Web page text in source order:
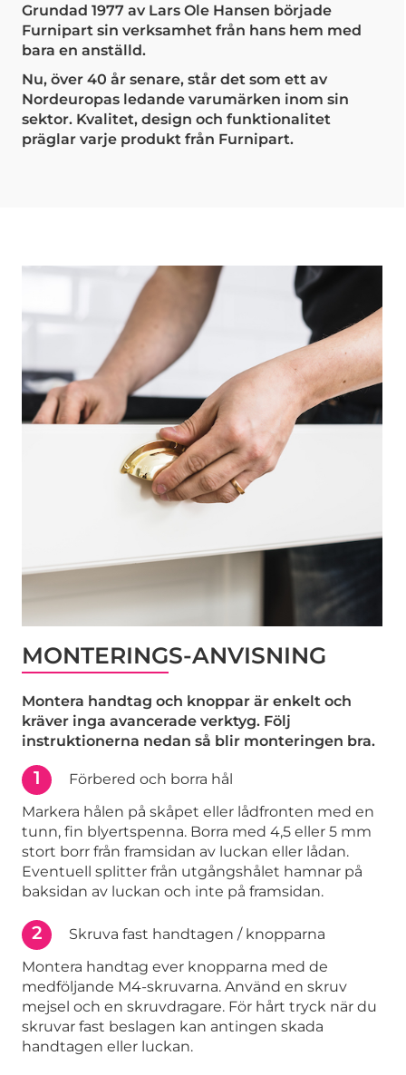
Grundad 1977 av Lars Ole Hansen började
Furnipart sin verksamhet från hans hem med
bara en anställd.
Nu, över 40 år senare, står det som ett av
Nordeuropas ledande varumärken inom sin
sektor. Kvalitet, design och funktionalitet
präglar varje produkt från Furnipart.
MONTERINGS-ANVISNING
Montera handtag och knoppar är enkelt och
kräver inga avancerade verktyg. Följ
instruktionerna nedan så blir monteringen bra.
1
Förbered och borra hål
Markera hålen på skåpet eller lådfronten med en
tunn, fin blyertspenna. Borra med 4,5 eller 5 mm
stort borr från framsidan av luckan eller lådan.
Eventuell splitter från utgångshålet hamnar på
baksidan av luckan och inte på framsidan.
2
Skruva fast handtagen / knopparna
Montera handtag ever knopparna med de
medföljande M4-skruvarna. Använd en skruv
mejsel och en skruvdragare. För hårt tryck när du
skruvar fast beslagen kan antingen skada
handtagen eller luckan.